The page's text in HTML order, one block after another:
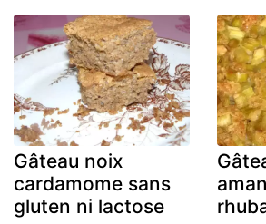
Gâteau noix
cardamome sans
gluten ni lactose